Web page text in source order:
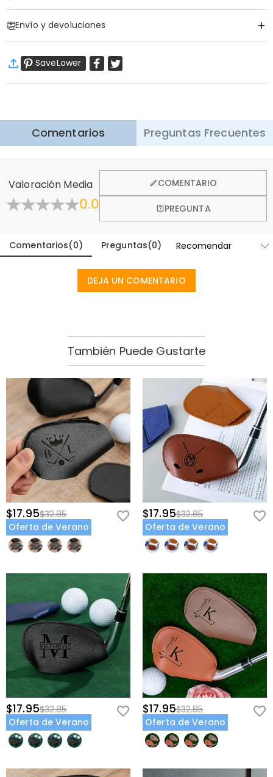
Envío y devoluciones
Envío Estándar:9-18
Días Laborables
Saber más
por eso ofrecemos una política de devolución de 60 días.
SaveLower
Comentarios Preguntas Frecuentes
Valoración Media
0.0
COMENTARIO
PREGUNTA
Comentarios(0) Preguntas(0)
DEJA UN COMENTARIO
También Puede Gustarte
$17.95$32.85
Oferta de Verano
$17.95$32.85
Oferta de Verano
$17.95$32.85
Oferta de Verano
$17.95$32.85
Oferta de Verano